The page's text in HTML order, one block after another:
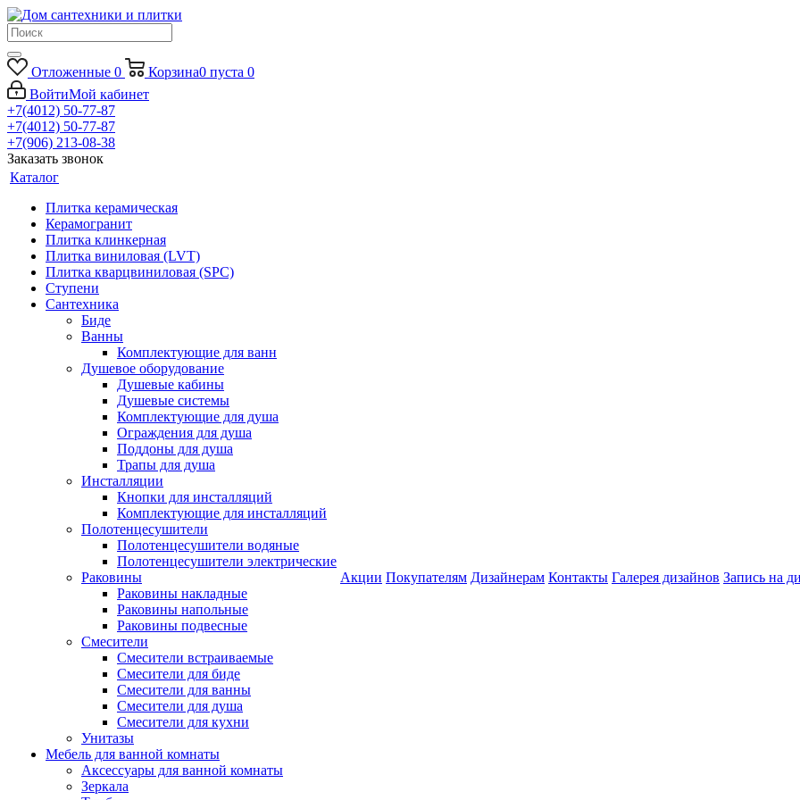
Отложенные 0 Корзина0 пуста 0
ВойтиМой кабинет
+7(4012) 50-77-87
+7(4012) 50-77-87
+7(906) 213-08-38
Заказать звонок
Каталог
Плитка керамическая
Керамогранит
Плитка клинкерная
Плитка виниловая (LVT)
Плитка кварцвиниловая (SPC)
Ступени
Сантехника
Биде
Ванны
Комплектующие для ванн
Душевое оборудование
Душевые кабины
Душевые системы
Комплектующие для душа
Ограждения для душа
Поддоны для душа
Трапы для душа
Инсталляции
Кнопки для инсталляций
Комплектующие для инсталляций
Полотенцесушители
Полотенцесушители водяные
Полотенцесушители электрические
Раковины
Раковины накладные
Раковины напольные
Раковины подвесные
Смесители
Смесители встраиваемые
Смесители для биде
Смесители для ванны
Смесители для душа
Смесители для кухни
Унитазы
Мебель для ванной комнаты
Аксессуары для ванной комнаты
Зеркала
Акции Покупателям Дизайнерам Контакты Галерея дизайнов Запись на